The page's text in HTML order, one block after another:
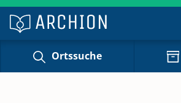
Ortssuche